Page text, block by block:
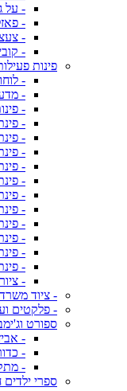
- על
-
-
-
פינות
-
-
-
-
-
-
-
-
-
-
-
-
-
-
-
- ציוד
- פלקטים
ספורט
-
-
-
ספרי ילדים